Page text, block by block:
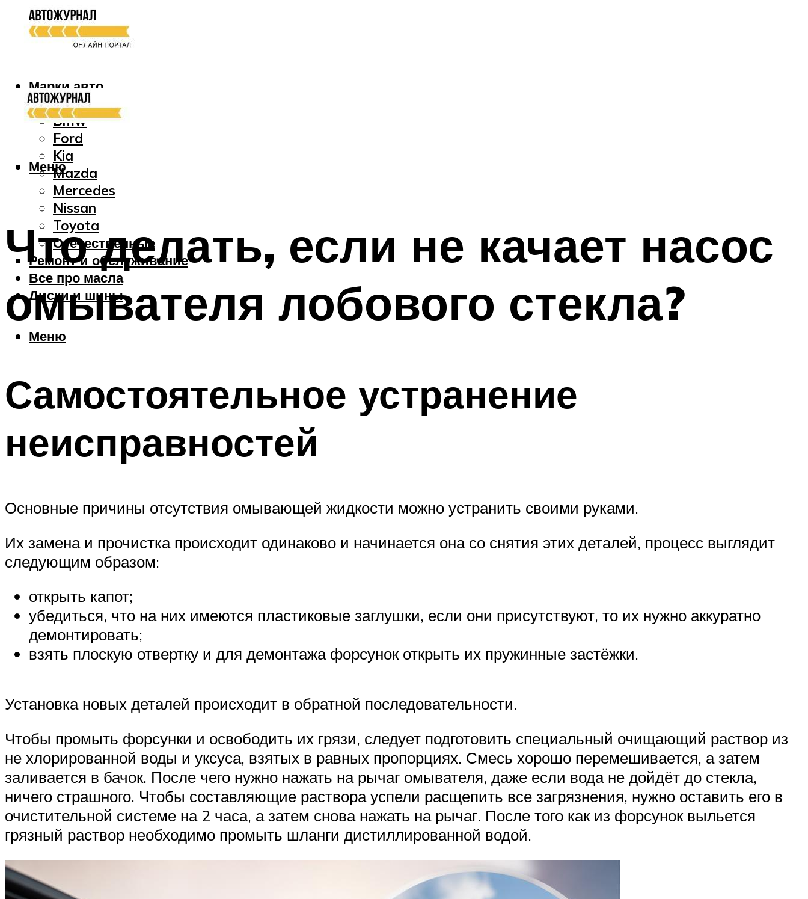
Марки авто
Audi
Bmw
Ford
Kia
Mazda
Mercedes
Nissan
Toyota
Отечественные
Ремонт и обслуживание
Все про масла
Диски и шины
Меню
Меню
Что делать, если не качает насос
омывателя лобового стекла?
Самостоятельное устранение
неисправностей
Основные причины отсутствия омывающей жидкости можно устранить своими руками.
Их замена и прочистка происходит одинаково и начинается она со снятия этих деталей, процесс выглядит
следующим образом:
открыть капот;
убедиться, что на них имеются пластиковые заглушки, если они присутствуют, то их нужно аккуратно
демонтировать;
взять плоскую отвертку и для демонтажа форсунок открыть их пружинные застёжки.
Установка новых деталей происходит в обратной последовательности.
Чтобы промыть форсунки и освободить их грязи, следует подготовить специальный очищающий раствор из
не хлорированной воды и уксуса, взятых в равных пропорциях. Смесь хорошо перемешивается, а затем
заливается в бачок. После чего нужно нажать на рычаг омывателя, даже если вода не дойдёт до стекла,
ничего страшного. Чтобы составляющие раствора успели расщепить все загрязнения, нужно оставить его в
очистительной системе на 2 часа, а затем снова нажать на рычаг. После того как из форсунок выльется
грязный раствор необходимо промыть шланги дистиллированной водой.